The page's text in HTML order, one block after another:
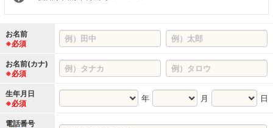
お名前
※必須
お名前(カナ)
※必須
生年月日
※必須
年 月 日
電話番号